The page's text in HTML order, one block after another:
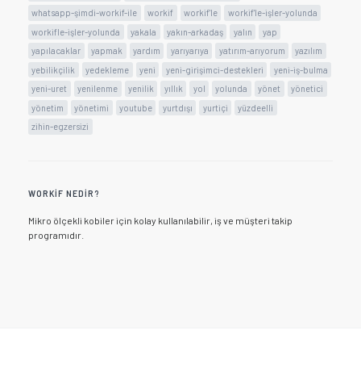
whatsapp-şimdi-workif-ile
workif workif'le
workif'le-işler-yolunda
workifle-işler-yolunda
yakala yakın-arkadaş yalın
yap
yapılacaklar
yapmak yardım yarıyarıya yatırım-arıyorum
yazılım
yebilikçilik
yedekleme yeni yeni-girişimci-destekleri
yeni-iş-bulma
yeni-uret
yenilenme yenilik yıllık yol yolunda yönet
yönetici
yönetim
yönetimi youtube yurtdışı yurtiçi
yüzdeelli
zihin-egzersizi
WORKIF NEDIR?
Mikro ölçekli kobiler için kolay kullanılabilir, iş ve müşteri takip
programıdır.